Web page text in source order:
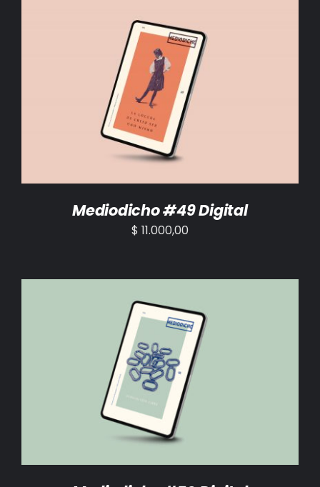
AÑADIR AL CARRITO /
Mediodicho #49 Digital
$ 11.000,00
AÑADIR AL CARRITO /